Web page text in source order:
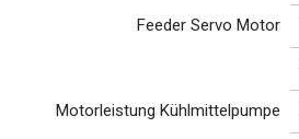
Feeder Servo Motor
Motorleistung Kühlmittelpumpe